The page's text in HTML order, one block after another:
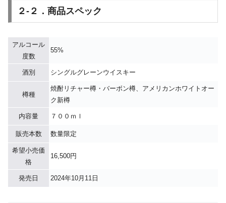
２-２．商品スペック
アルコール
度数
55%
酒別 シングルグレーンウイスキー
樽種
焼酎リチャー樽・バーボン樽、アメリカンホワイトオー
ク新樽
内容量 ７００ｍｌ
販売本数 数量限定
希望小売価
格
16,500円
発売日 2024年10月11日